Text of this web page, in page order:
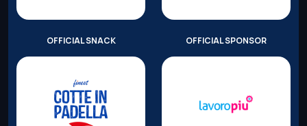
OFFICIAL SNACK OFFICIAL SPONSOR